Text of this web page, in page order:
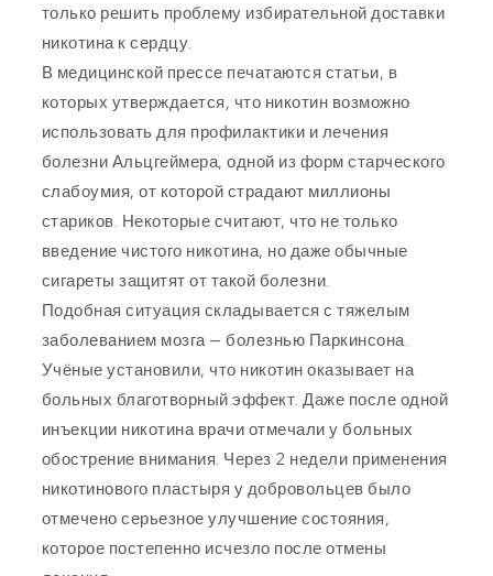
только решить проблему избирательной доставки
никотина к сердцу.
В медицинской прессе печатаются статьи, в
которых утверждается, что никотин возможно
использовать для профилактики и лечения
болезни Альцгеймера, одной из форм старческого
слабоумия, от которой страдают миллионы
стариков. Некоторые считают, что не только
введение чистого никотина, но даже обычные
сигареты защитят от такой болезни.
Подобная ситуация складывается с тяжелым
заболеванием мозга — болезнью Паркинсона.
Учёные установили, что никотин оказывает на
больных благотворный эффект. Даже после одной
инъекции никотина врачи отмечали у больных
обострение внимания. Через 2 недели применения
никотинового пластыря у добровольцев было
отмечено серьезное улучшение состояния,
которое постепенно исчезло после отмены